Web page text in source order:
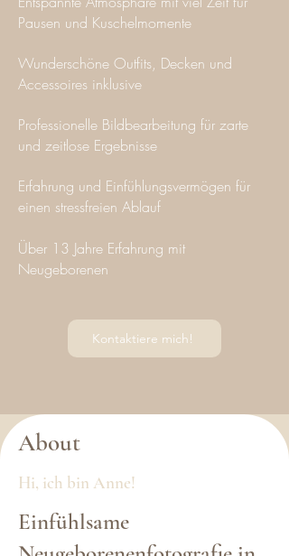
Pausen und Kuschelmomente
Wunderschöne Outfits, Decken und
Accessoires inklusive
Professionelle Bildbearbeitung für zarte
und zeitlose Ergebnisse
Erfahrung und Einfühlungsvermögen für
einen stressfreien Ablauf
Über 13 Jahre Erfahrung mit
Neugeborenen
Kontaktiere mich!
About
Hi, ich bin Anne!
Einfühlsame